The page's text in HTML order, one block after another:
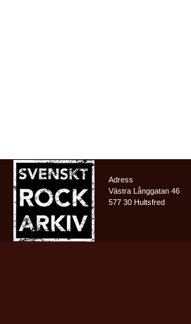
Adress
Västra Långgatan 46
577 30 Hultsfred